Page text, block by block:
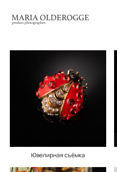
Ювелирная съёмка